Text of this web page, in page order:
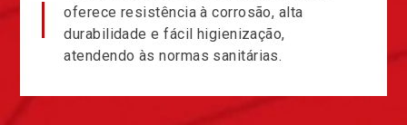
oferece resistência à corrosão, alta
durabilidade e fácil higienização,
atendendo às normas sanitárias.